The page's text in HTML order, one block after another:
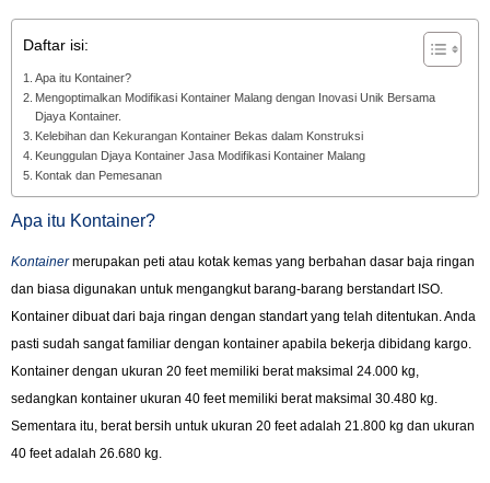
Daftar isi:
Apa itu Kontainer?
Mengoptimalkan Modifikasi Kontainer Malang dengan Inovasi Unik Bersama
Djaya Kontainer.
Kelebihan dan Kekurangan Kontainer Bekas dalam Konstruksi
Keunggulan Djaya Kontainer Jasa Modifikasi Kontainer Malang
Kontak dan Pemesanan
Apa itu Kontainer?
Kontainermerupakan peti atau kotak kemas yang berbahan dasar baja ringan
dan biasa digunakan untuk mengangkut barang-barang berstandart ISO.
Kontainer dibuat dari baja ringan dengan standart yang telah ditentukan. Anda
pasti sudah sangat familiar dengan kontainer apabila bekerja dibidang kargo.
Kontainer dengan ukuran 20 feet memiliki berat maksimal 24.000 kg,
sedangkan kontainer ukuran 40 feet memiliki berat maksimal 30.480 kg.
Sementara itu, berat bersih untuk ukuran 20 feet adalah 21.800 kg dan ukuran
40 feet adalah 26.680 kg.